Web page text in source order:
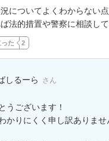
についてよくわからない
法的措置や警察に相談し
た 2
しるーら さん
うございます！
かりにくく申し訳ありませ